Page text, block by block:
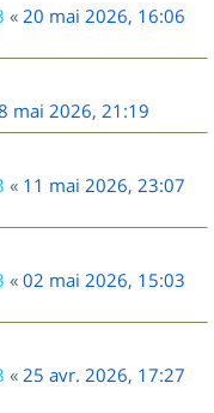
« 20 mai 2026, 16:06
mai 2026, 21:19
« 11 mai 2026, 23:07
« 02 mai 2026, 15:03
« 25 avr. 2026, 17:27